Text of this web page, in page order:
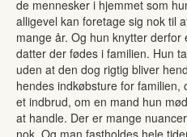
de mennesker i hjemmet som
alligevel kan foretage sig nok til
mange år. Og hun knytter
datter der fødes i familien. Hun
uden at den dog rigtig bliver
hendes indkøbsture for
et indbrud, om en mand hun
at handle. Der er mange
nok. Og man fastholdes hele